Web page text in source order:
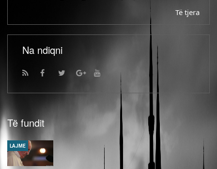
Të tjera
Na ndiqni
Të fundit
LAJME